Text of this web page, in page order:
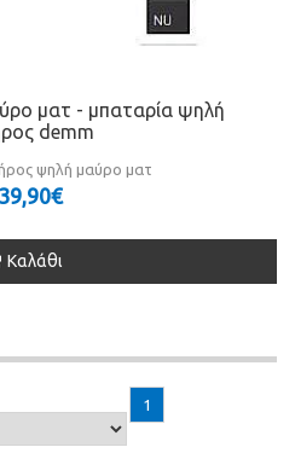
ματ - μπαταρία ψηλή
demm
ψηλή μαύρο ματ
Καλάθι
1